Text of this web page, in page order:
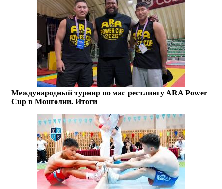
Международный турнир по мас-рестлингу ARA Power
Cup в Монголии. Итоги